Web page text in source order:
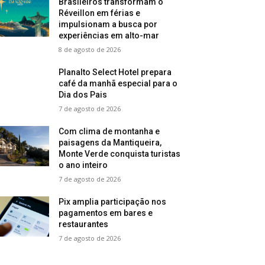
Brasileiros transformam o
Réveillon em férias e
impulsionam a busca por
experiências em alto-mar
8 de agosto de 2026
Planalto Select Hotel prepara
café da manhã especial para o
Dia dos Pais
7 de agosto de 2026
Com clima de montanha e
paisagens da Mantiqueira,
Monte Verde conquista turistas
o ano inteiro
7 de agosto de 2026
Pix amplia participação nos
pagamentos em bares e
restaurantes
7 de agosto de 2026